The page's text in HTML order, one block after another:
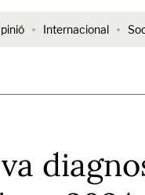
Internacional